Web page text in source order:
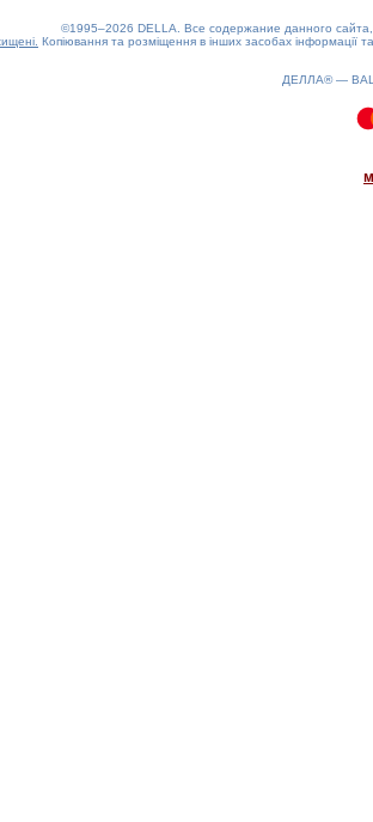
©1995–2026 DELLA. Все содержание данного
Копіювання та розміщення в інших засобах інформації
ДЕЛЛА® —